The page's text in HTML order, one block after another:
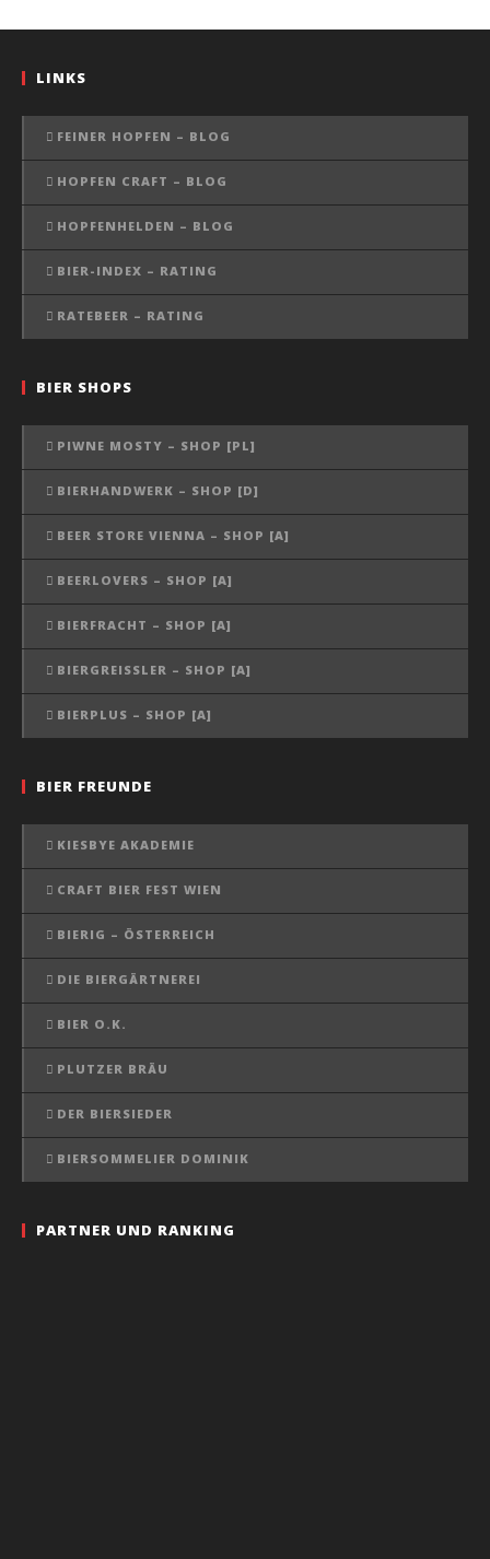
LINKS
FEINER HOPFEN – BLOG
HOPFEN CRAFT – BLOG
HOPFENHELDEN – BLOG
BIER-INDEX – RATING
RATEBEER – RATING
BIER SHOPS
PIWNE MOSTY – SHOP [PL]
BIERHANDWERK – SHOP [D]
BEER STORE VIENNA – SHOP [A]
BEERLOVERS – SHOP [A]
BIERFRACHT – SHOP [A]
BIERGREISSLER – SHOP [A]
BIERPLUS – SHOP [A]
BIER FREUNDE
KIESBYE AKADEMIE
CRAFT BIER FEST WIEN
BIERIG – ÖSTERREICH
DIE BIERGÄRTNEREI
BIER O.K.
PLUTZER BRÄU
DER BIERSIEDER
BIERSOMMELIER DOMINIK
PARTNER UND RANKING